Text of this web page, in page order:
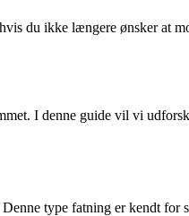
du ikke længere ønsker at
I denne guide vil vi
type fatning er kendt for